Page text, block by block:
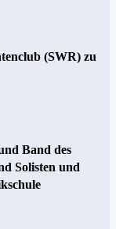
(SWR) zu
Band des
Solisten und